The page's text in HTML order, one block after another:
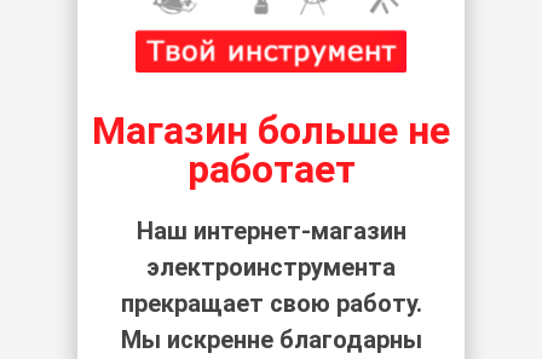
Магазин больше не
работает
Наш интернет-магазин
электроинструмента
прекращает свою работу.
Мы искренне благодарны